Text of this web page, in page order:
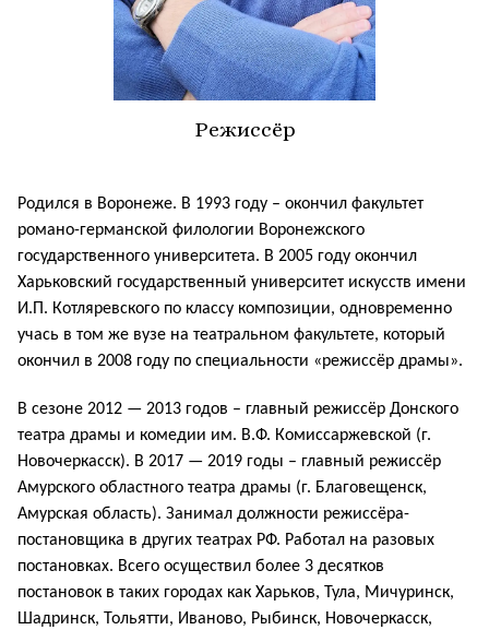
Режиссёр
Родился в Воронеже. В 1993 году – окончил факультет
романо-германской филологии Воронежского
государственного университета. В 2005 году окончил
Харьковский государственный университет искусств имени
И.П. Котляревского по классу композиции, одновременно
учась в том же вузе на театральном факультете, который
окончил в 2008 году по специальности «режиссёр драмы».
В сезоне 2012 — 2013 годов – главный режиссёр Донского
театра драмы и комедии им. В.Ф. Комиссаржевской (г.
Новочеркасск). В 2017 — 2019 годы – главный режиссёр
Амурского областного театра драмы (г. Благовещенск,
Амурская область). Занимал должности режиссёра-
постановщика в других театрах РФ. Работал на разовых
постановках. Всего осуществил более 3 десятков
постановок в таких городах как Харьков, Тула, Мичуринск,
Шадринск, Тольятти, Иваново, Рыбинск, Новочеркасск,